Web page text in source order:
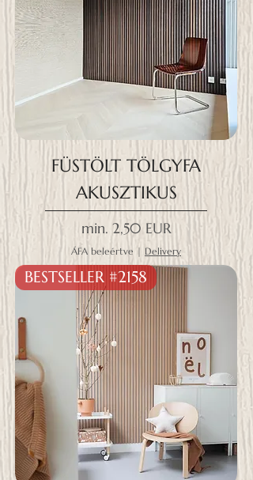
FÜSTÖLT TÖLGYFA
AKUSZTIKUS
min. 2,50 EUR
Akciós ár
ÁFA beleértve | Delivery
BESTSELLER #2158